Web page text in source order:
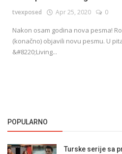
English
tvexposed Apr 25, 2020 0
Nakon osam godina nova pesma!
(konačno) objavili novu pesmu. U
&#8220;Living...
POPULARNO
Turske serije sa